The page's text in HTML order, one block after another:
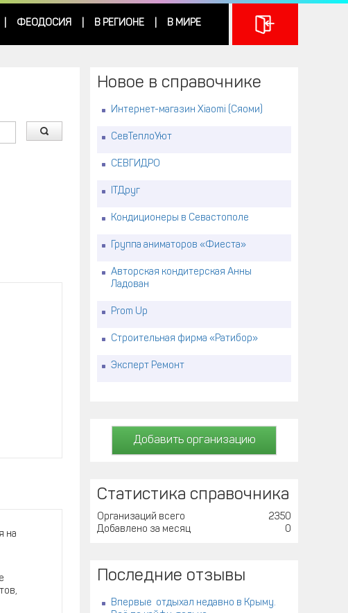
ФЕОДОСИЯ В РЕГИОНЕ В МИРЕ
на
Новое в справочнике
Интернет-магазин Xiaomi (Сяоми)
СевТеплоУют
СЕВГИДРО
ITДруг
Кондиционеры в Севастополе
Группа аниматоров «Фиеста»
Авторская кондитерская Анны
Ладован
Prom Up
Строительная фирма «Ратибор»
Эксперт Ремонт
Добавить организацию
Статистика справочника
2350
Организаций всего
0
Добавлено за месяц
Последние отзывы
Впервые отдыхал недавно в Крыму.